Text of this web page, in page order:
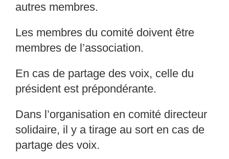
autres membres.
Les membres du comité doivent être
membres de l’association.
En cas de partage des voix, celle du
président est prépondérante.
Dans l’organisation en comité directeur
solidaire, il y a tirage au sort en cas de
partage des voix.